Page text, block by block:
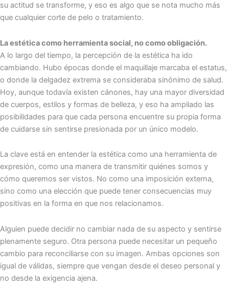
su actitud se transforme, y eso es algo que se nota mucho más
que cualquier corte de pelo o tratamiento.
La estética como herramienta social, no como obligación.
A lo largo del tiempo, la percepción de la estética ha ido
cambiando. Hubo épocas donde el maquillaje marcaba el estatus,
o donde la delgadez extrema se consideraba sinónimo de salud.
Hoy, aunque todavía existen cánones, hay una mayor diversidad
de cuerpos, estilos y formas de belleza, y eso ha ampliado las
posibilidades para que cada persona encuentre su propia forma
de cuidarse sin sentirse presionada por un único modelo.
La clave está en entender la estética como una herramienta de
expresión, como una manera de transmitir quiénes somos y
cómo queremos ser vistos. No como una imposición externa,
sino como una elección que puede tener consecuencias muy
positivas en la forma en que nos relacionamos.
Alguien puede decidir no cambiar nada de su aspecto y sentirse
plenamente seguro. Otra persona puede necesitar un pequeño
cambio para reconciliarse con su imagen. Ambas opciones son
igual de válidas, siempre que vengan desde el deseo personal y
no desde la exigencia ajena.